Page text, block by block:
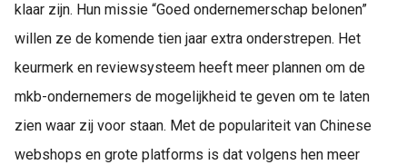
klaar zijn. Hun missie “Goed ondernemerschap belonen”
willen ze de komende tien jaar extra onderstrepen. Het
keurmerk en reviewsysteem heeft meer plannen om de
mkb-ondernemers de mogelijkheid te geven om te laten
zien waar zij voor staan. Met de populariteit van Chinese
webshops en grote platforms is dat volgens hen meer